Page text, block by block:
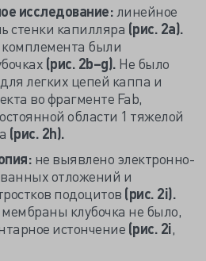
исследование: линейное
стенки капилляра (рис. 2а).
были
(рис. 2b–g). Не было
легких цепей каппа и
во фрагменте Fab,
области 1 тяжелой
(рис. 2h).
не выявлено электронно-
отложений и
подоцитов (рис. 2i).
клубочка не было,
истончение (рис. 2i,